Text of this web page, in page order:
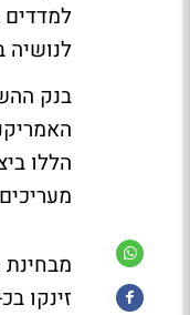
למדדים
בנק
מבחינת